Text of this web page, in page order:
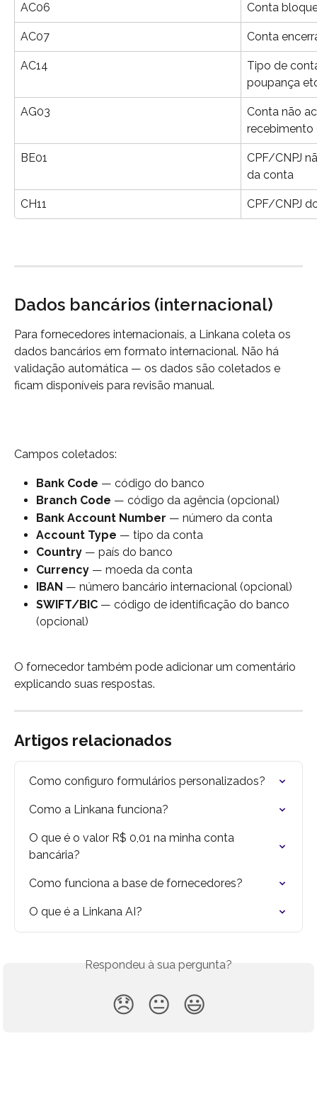
AC06 Conta
AC07 Conta
AC14
Tipo de
poupança
AG03
Conta não
recebimento
BE01
CPF/CNPJ
da conta
CH11 CPF/CNPJ
Dados bancários (internacional)
Para fornecedores internacionais, a Linkana coleta os
dados bancários em formato internacional. Não há
validação automática — os dados são coletados e
ficam disponíveis para revisão manual.
Campos coletados:
Bank Code — código do banco
Branch Code — código da agência (opcional)
Bank Account Number — número da conta
Account Type — tipo da conta
Country — país do banco
Currency — moeda da conta
IBAN — número bancário internacional (opcional)
SWIFT/BIC — código de identificação do banco
(opcional)
O fornecedor também pode adicionar um comentário
explicando suas respostas.
Artigos relacionados
Como configuro formulários personalizados?
Como a Linkana funciona?
O que é o valor R$ 0,01 na minha conta
bancária?
Como funciona a base de fornecedores?
O que é a Linkana AI?
Respondeu à sua pergunta?
😞 😐 😃